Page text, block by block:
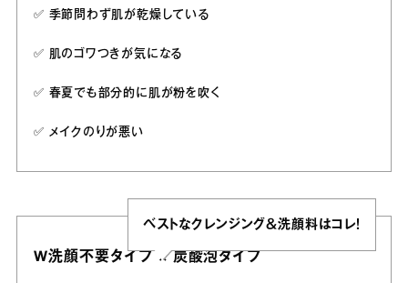
✅️ 季節問わず肌が乾燥している
✅️ 肌のゴワつきが気になる
✅️ 春夏でも部分的に肌が粉を吹く
✅️ メイクのりが悪い
ベストなクレンジング＆洗顔料はコレ！
W洗顔不要タイプ × 炭酸泡タイプ